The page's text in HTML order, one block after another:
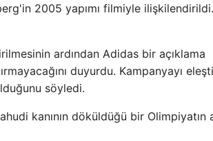
2005 yapımı filmiyle ilişkilendirildi.
ardından Adidas bir açıklama
duyurdu. Kampanyayı
söyledi.
kanının döküldüğü bir Olimpiyatın